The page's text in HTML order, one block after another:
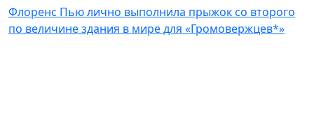
Флоренс Пью лично выполнила прыжок со второго
по величине здания в мире для «Громовержцев*»